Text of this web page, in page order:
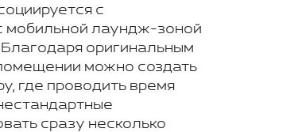
с
мобильной лаундж-зоной
оригинальным
можно создать
где проводить время
сразу несколько